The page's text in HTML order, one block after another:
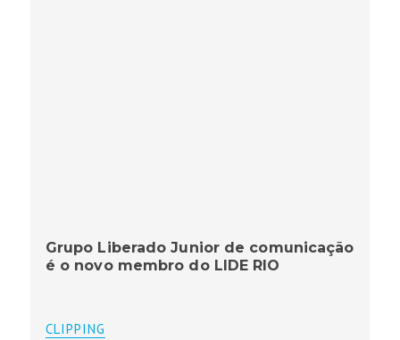
Grupo Liberado Junior de comunicação
é o novo membro do LIDE RIO
CLIPPING